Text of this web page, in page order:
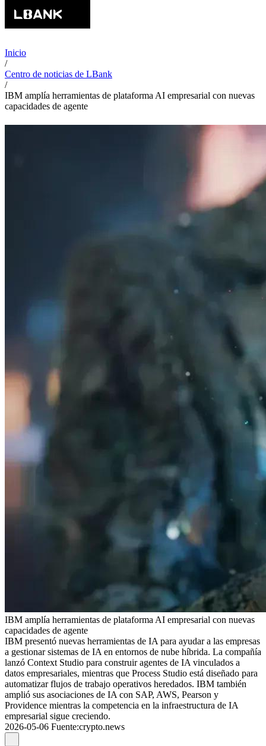
Inicio
/
Centro de noticias de LBank
/
IBM amplía herramientas de plataforma AI empresarial con nuevas
capacidades de agente
IBM amplía herramientas de plataforma AI empresarial con nuevas
capacidades de agente
IBM presentó nuevas herramientas de IA para ayudar a las empresas
a gestionar sistemas de IA en entornos de nube híbrida. La compañía
lanzó Context Studio para construir agentes de IA vinculados a
datos empresariales, mientras que Process Studio está diseñado para
automatizar flujos de trabajo operativos heredados. IBM también
amplió sus asociaciones de IA con SAP, AWS, Pearson y
Providence mientras la competencia en la infraestructura de IA
empresarial sigue creciendo.
2026-05-06 Fuente:crypto.news